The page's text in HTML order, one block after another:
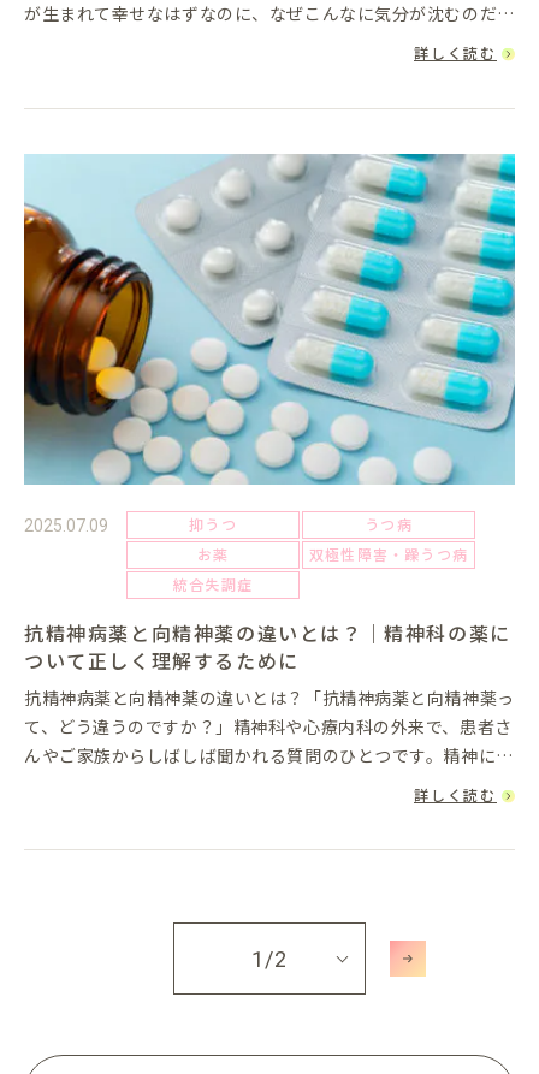
が生まれて幸せなはずなのに、なぜこんなに気分が沈むのだろ
詳しく読む
2025.07.09 抑うつ
うつ病
お薬
双極性障害・躁うつ病
統合失調症
抗精神病薬と向精神薬の違いとは？｜精神科の薬に
ついて正しく理解するために
抗精神病薬と向精神薬の違いとは？「抗精神病薬と向精神薬っ
て、どう違うのですか？」精神科や心療内科の外来で、患者さ
んやご家族からしばしば聞かれる質問のひとつです。精神に作
用する薬は、その名前や分類が複雑で、混乱を招きやすいもの
詳しく読む
1 /2